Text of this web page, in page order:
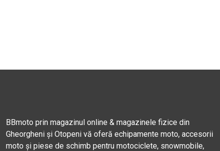
BBmoto prin magazinul online & magazinele fizice din
Gheorgheni și Otopeni vă oferă echipamente moto, accesorii
moto și piese de schimb pentru motociclete, snowmobile,